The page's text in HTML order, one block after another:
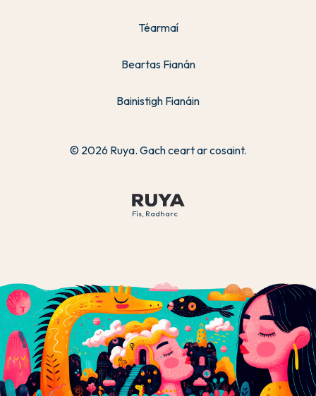
Fís, Radharc
Téarmaí
Beartas Fianán
Bainistigh Fianáin
© 2026 Ruya. Gach ceart ar cosaint.